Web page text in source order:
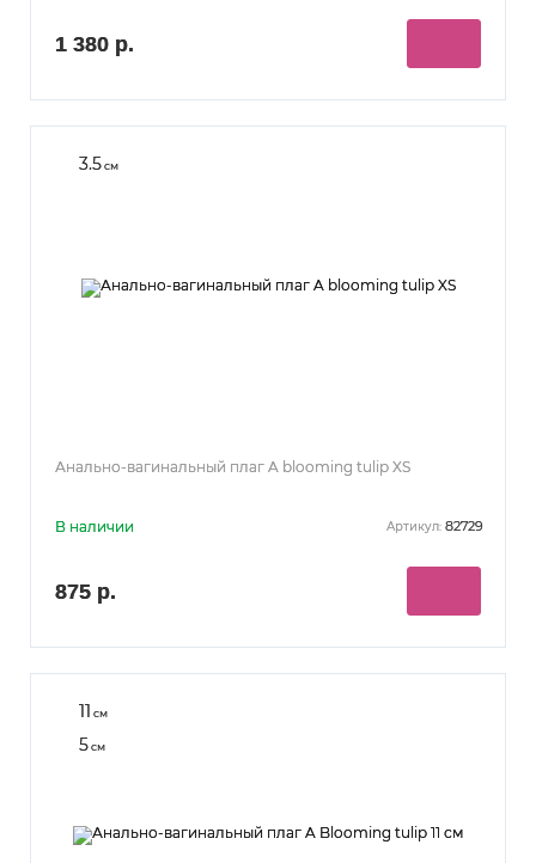
1 380 р.
3.5см
Анально-вагинальный плаг A blooming tulip XS
В наличии Артикул: 82729
875 р.
11 см
5см